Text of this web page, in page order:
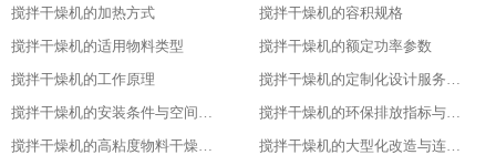
搅拌干燥机的加热方式
搅拌干燥机的容积规格
搅拌干燥机的适用物料类型
搅拌干燥机的额定功率参数
搅拌干燥机的工作原理
搅拌干燥机的定制化设计服务范围
搅拌干燥机的安装条件与空间布局要求
搅拌干燥机的环保排放指标与净化措施
搅拌干燥机的高粘度物料干燥适配设计
搅拌干燥机的大型化改造与连续生产能力